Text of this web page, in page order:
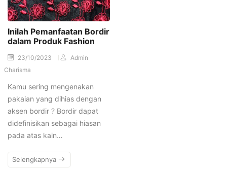
Inilah Pemanfaatan Bordir
dalam Produk Fashion
23/10/2023
Admin
Charisma
Kamu sering mengenakan
pakaian yang dihias dengan
aksen bordir ? Bordir dapat
didefinisikan sebagai hiasan
pada atas kain…
Selengkapnya